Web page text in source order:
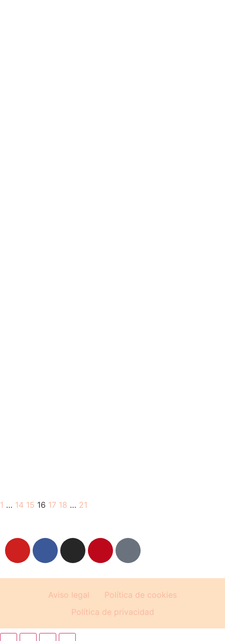
1 … 14 15 16 17 18 … 21
Aviso legal
Política de cookies
Política de privacidad